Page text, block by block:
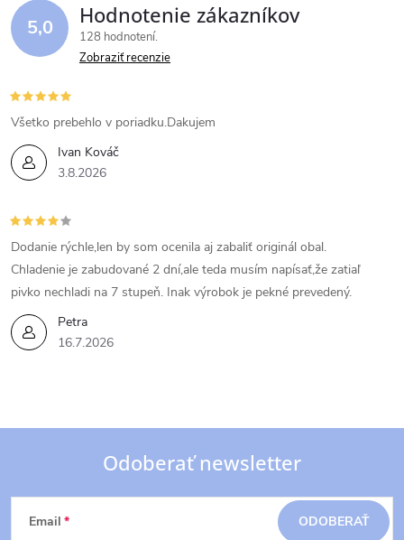
5,0 Hodnotenie zákazníkov
128 hodnotení
Zobraziť recenzie
Ivan Kováč
3.8.2026
Všetko prebehlo v poriadku.Dakujem
Petra
16.7.2026
Dodanie rýchle,len by som ocenila aj zabaliť originál obal.
Chladenie je zabudované 2 dní,ale teda musím napísať,že zatiaľ
pivko nechladi na 7 stupeň. Inak výrobok je pekné prevedený.
Z
Odoberať newsletter
Email ODOBERAŤ